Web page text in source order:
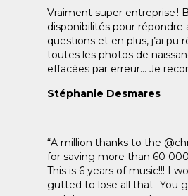
Vraiment super entreprise !
disponibilités pour répondre
questions et en plus, j’ai pu
toutes les photos de
effacées par erreur… Je
Stéphanie Desmares
“A million thanks to the
for saving more than 60
This is 6 years of music!!! I
gutted to lose all that- You